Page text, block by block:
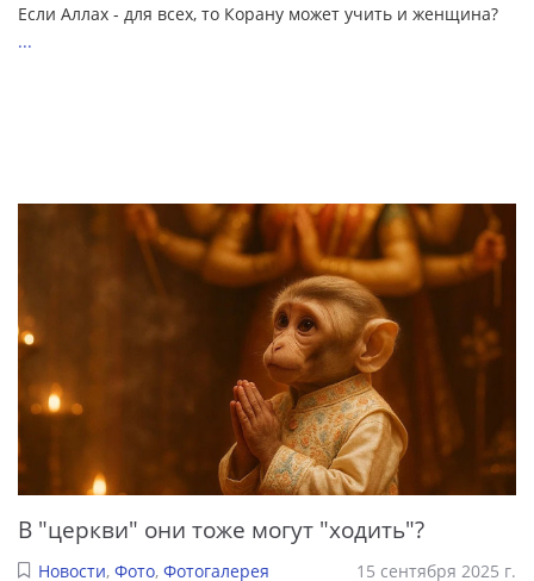
Если Аллах - для всех, то Корану может учить и женщина?
...
В "церкви" они тоже могут "ходить"?
Новости, Фото, Фотогалерея 15 сентября 2025 г.